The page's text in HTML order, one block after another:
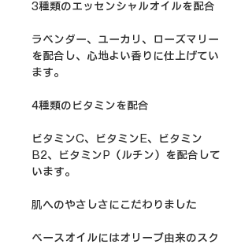
3種類のエッセンシャルオイルを配合
ラベンダー、ユーカリ、ローズマリー
を配合し、心地よい香りに仕上げてい
ます。
4種類のビタミンを配合
ビタミンC、ビタミンE、ビタミン
B2、ビタミンP（ルチン）を配合して
います。
肌へのやさしさにこだわりました
ベースオイルにはオリーブ由来のスク